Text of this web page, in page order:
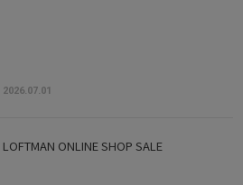
2026.07.01
LOFTMAN ONLINE SHOP SALE